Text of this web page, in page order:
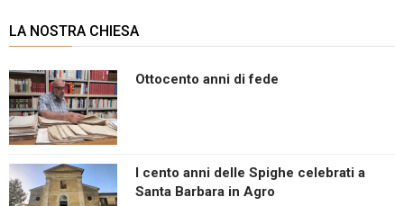
LA NOSTRA CHIESA
Ottocento anni di fede
I cento anni delle Spighe celebrati a
Santa Barbara in Agro